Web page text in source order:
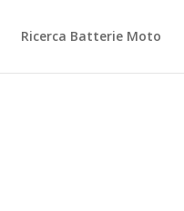
Ricerca Batterie Moto